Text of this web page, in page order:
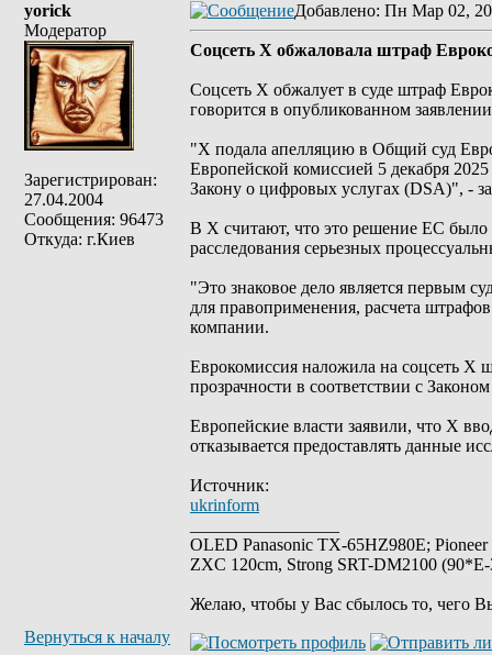
yorick
Модератор
Зарегистрирован:
27.04.2004
Сообщения: 96473
Откуда: г.Киев
Добавлено: Пн Мар 02,
Соцсеть Х обжаловала штраф
Соцсеть X обжалует в суде штраф
говорится в опубликованном
"X подала апелляцию в Общий суд
Европейской комиссией 5 декабря
Закону о цифровых услугах (DSA)", -
В X считают, что это решение ЕС было
расследования серьезных
"Это знаковое дело является первым
для правоприменения, расчета
компании.
Еврокомиссия наложила на соцсеть X
прозрачности в соответствии с
Европейские власти заявили, что X
отказывается предоставлять данные
Источник:
ukrinform
OLED Panasonic TX-65HZ980E;
ZXC 120cm, Strong SRT-DM2100
Желаю, чтобы у Вас сбылось то, чего
Вернуться к началу